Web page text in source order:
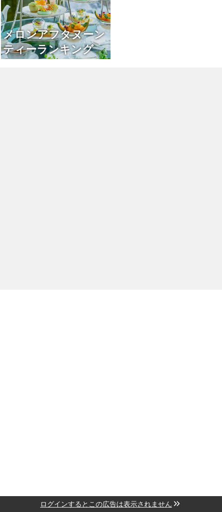
メロンアフタヌーン
ティーランキング
ログインするとこの広告は表示されません